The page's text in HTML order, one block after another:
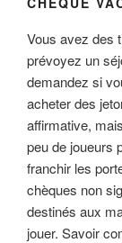
Vous avez des
prévoyez un
demandez si
acheter des
affirmative,
peu de joueurs
franchir les
chèques non
destinés aux
jouer. Savoir